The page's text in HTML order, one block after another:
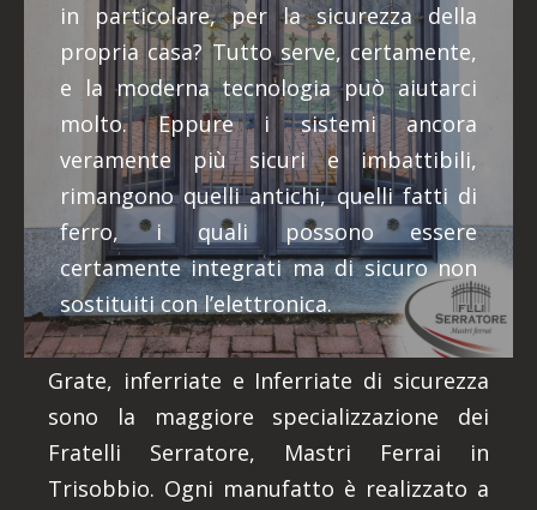
in particolare, per la sicurezza della
propria casa? Tutto serve, certamente,
e la moderna tecnologia può aiutarci
molto. Eppure i sistemi ancora
veramente più sicuri e imbattibili,
rimangono quelli antichi, quelli fatti di
ferro, i quali possono essere
certamente integrati ma di sicuro non
sostituiti con l’elettronica.
Grate, inferriate e Inferriate di sicurezza
sono la maggiore specializzazione dei
Fratelli Serratore, Mastri Ferrai in
Trisobbio. Ogni manufatto è realizzato a